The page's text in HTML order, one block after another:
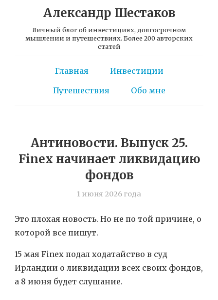
Александр Шестаков
Личный блог об инвестициях, долгосрочном
мышлении и путешествиях. Более 200 авторских
статей
Главная
Инвестиции
Путешествия
Обо мне
Антиновости. Выпуск 25.
Finex начинает ликвидацию
фондов
1 июня 2026 года
Это плохая новость. Но не по той причине, о
которой все пишут.
15 мая Finex подал ходатайство в суд
Ирландии о ликвидации всех своих фондов,
а 8 июня будет слушание.